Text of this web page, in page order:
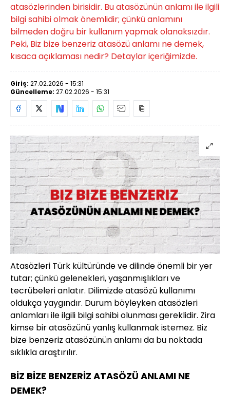
atasözlerinden birisidir. Bu atasözünün anlamı ile ilgili
bilgi sahibi olmak önemlidir; çünkü anlamını
bilmeden doğru bir kullanım yapmak olanaksızdır.
Peki, Biz bize benzeriz atasözü anlamı ne demek,
kısaca açıklaması nedir? Detaylar içeriğimizde.
Giriş: 27.02.2026 - 15:31
Güncelleme: 27.02.2026 - 15:31
Atasözleri Türk kültüründe ve dilinde önemli bir yer
tutar; çünkü gelenekleri, yaşanmışlıkları ve
tecrübeleri anlatır. Dilimizde atasözü kullanımı
oldukça yaygındır. Durum böyleyken atasözleri
anlamları ile ilgili bilgi sahibi olunması gereklidir. Zira
kimse bir atasözünü yanlış kullanmak istemez. Biz
bize benzeriz atasözünün anlamı da bu noktada
sıklıkla araştırılır.
BİZ BİZE BENZERİZ ATASÖZÜ ANLAMI NE
DEMEK?